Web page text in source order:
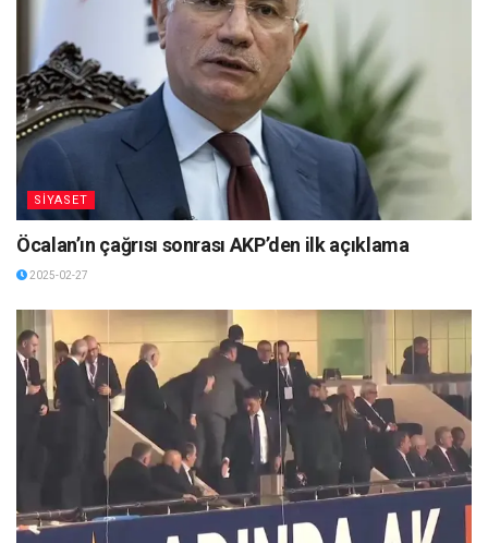
SİYASET
Öcalan’ın çağrısı sonrası AKP’den ilk açıklama
2025-02-27